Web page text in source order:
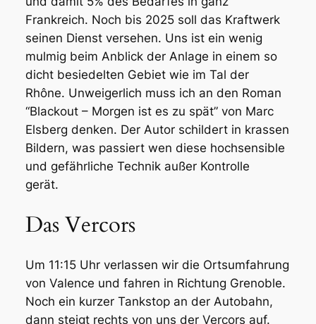
Frankreich. Noch bis 2025 soll das Kraftwerk
seinen Dienst versehen. Uns ist ein wenig
mulmig beim Anblick der Anlage in einem so
dicht besiedelten Gebiet wie im Tal der
Rhône. Unweigerlich muss ich an den Roman
“Blackout – Morgen ist es zu spät” von Marc
Elsberg denken. Der Autor schildert in krassen
Bildern, was passiert wen diese hochsensible
und gefährliche Technik außer Kontrolle
gerät.
Das Vercors
Um 11:15 Uhr verlassen wir die Ortsumfahrung
von Valence und fahren in Richtung Grenoble.
Noch ein kurzer Tankstop an der Autobahn,
dann steigt rechts von uns der Vercors auf.